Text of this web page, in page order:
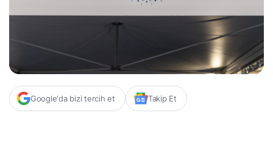
Google'da bizi tercih et Takip Et